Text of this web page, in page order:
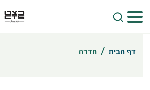
דף הבית / חדרה